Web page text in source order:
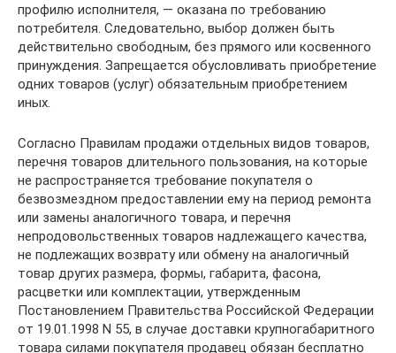
профилю исполнителя, — оказана по требованию
потребителя. Следовательно, выбор должен быть
действительно свободным, без прямого или косвенного
принуждения. Запрещается обусловливать приобретение
одних товаров (услуг) обязательным приобретением
иных.
Согласно Правилам продажи отдельных видов товаров,
перечня товаров длительного пользования, на которые
не распространяется требование покупателя о
безвозмездном предоставлении ему на период ремонта
или замены аналогичного товара, и перечня
непродовольственных товаров надлежащего качества,
не подлежащих возврату или обмену на аналогичный
товар других размера, формы, габарита, фасона,
расцветки или комплектации, утвержденным
Постановлением Правительства Российской Федерации
от 19.01.1998 N 55, в случае доставки крупногабаритного
товара силами покупателя продавец обязан бесплатно